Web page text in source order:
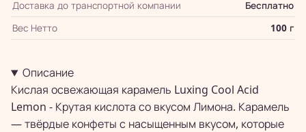
Доставка до транспортной компании
Бесплатно
Вес Нетто
100 г
Описание
Кислая освежающая карамель Luxing Cool Acid
Lemon - Крутая кислота со вкусом Лимона. Карамель
— твёрдые конфеты с насыщенным вкусом, которые